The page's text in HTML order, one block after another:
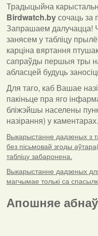
Традыцыйна
Birdwatch.byсочаць за
Запрашаем
занясем у табліцу
карціна вяртання
сапраўды першыя тры
абласцей будуць
Для таго, каб Вашае
пакіньце пра яго
бліжэйшы населены
назірання) у каментарах.
Выкарыстанне дадзеных з
без пісьмовай згоды
табліцу забаронена.
Выкарыстанне дадзеных
магчымае толькі са
Апошняе